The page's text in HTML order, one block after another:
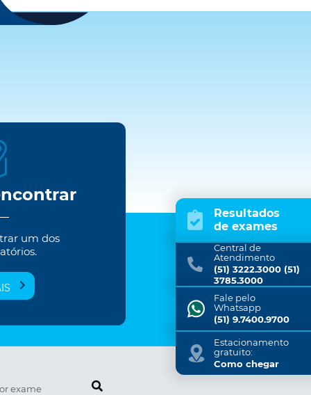
um dos
Pesquise por exame
Resultados
de exames
Central de
Atendimento
(51) 3222.3000 (51)
3785.3000
Fale pelo
Whatsapp
(51) 9.7400.9700
Estacionamento
gratuito:
Como chegar